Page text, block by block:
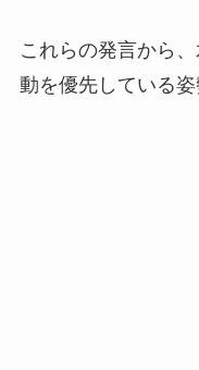
これらの発言から
動を優先している姿